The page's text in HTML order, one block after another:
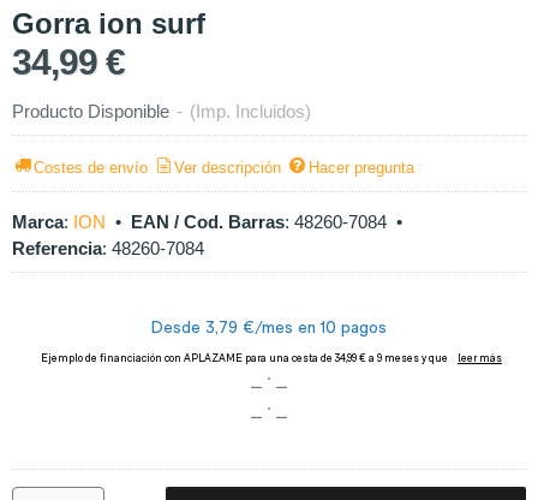
Gorra ion surf
34,99 €
Producto Disponible - (Imp. Incluidos)
Costes de envío Ver descripción Hacer pregunta
Marca: ION • EAN / Cod. Barras: 48260-7084 •
Referencia: 48260-7084